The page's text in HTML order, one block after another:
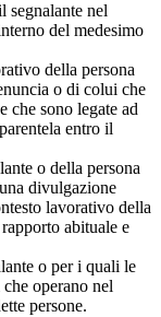
segnalante nel
del medesimo
della persona
o di colui che
che sono legate ad
entro il
o della persona
divulgazione
lavorativo della
abituale e
o per i quali le
operano nel
persone.